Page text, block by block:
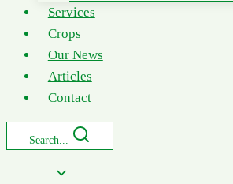
Services
Crops
Our News
Articles
Contact
Search...